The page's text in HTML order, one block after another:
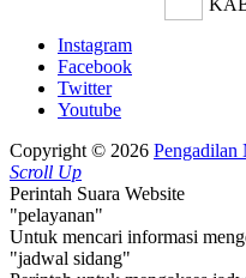
Instagram
Facebook
Twitter
Youtube
Copyright © 2026 Pengadilan
Scroll Up
Perintah Suara Website
"pelayanan"
Untuk mencari informasi
"jadwal sidang"